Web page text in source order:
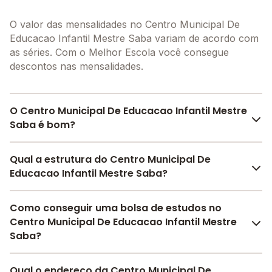
O valor das mensalidades no Centro Municipal De
Educacao Infantil Mestre Saba variam de acordo com
as séries. Com o Melhor Escola você consegue
descontos nas mensalidades.
O Centro Municipal De Educacao Infantil Mestre
Saba é bom?
O Centro Municipal De Educacao Infantil Mestre Saba
é bem avaliado por pais, alunos e funcionários da
A escola recebeu avaliação de4.0emparticipação
da comunidade,4.0emestrutura física,4.0em
desenvolvimento socioemocional
motivação dos estudantes.
Confira aquias avaliações feitas por alunos, pais e
Qual a estrutura do Centro Municipal De
Educacao Infantil Mestre Saba?
O Centro Municipal De Educacao Infantil Mestre Saba
oferece toda a estrutura necessária para o conforto e
desenvolvimento educacional dos seus alunos,
Como conseguir uma bolsa de estudos no
Centro Municipal De Educacao Infantil Mestre
Saba?
Pesquise bolsas disponíveis no Melhor Escola e